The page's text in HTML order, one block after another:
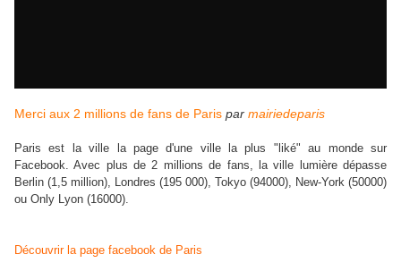
Merci aux 2 millions de fans de Paris par mairiedeparis
Paris est la ville la page d'une ville la plus "liké" au monde sur
Facebook. Avec plus de 2 millions de fans, la ville lumière dépasse
Berlin (1,5 million), Londres (195 000), Tokyo (94000), New-York (50000)
ou Only Lyon (16000).
Découvrir la page facebook de Paris